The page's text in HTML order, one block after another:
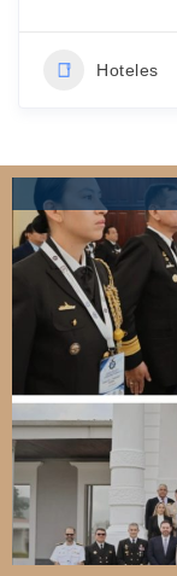
Hoteles